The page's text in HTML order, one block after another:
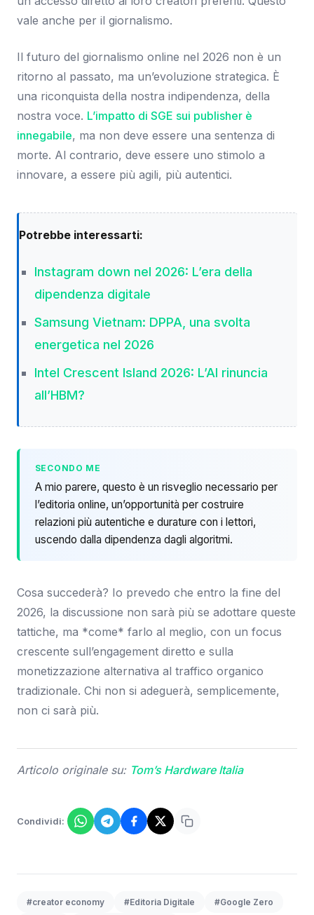
vale anche per il giornalismo.
Il futuro del giornalismo online nel 2026 non è un
ritorno al passato, ma un’evoluzione strategica. È
una riconquista della nostra indipendenza, della
nostra voce. L’impatto di SGE sui publisher è
innegabile, ma non deve essere una sentenza di
morte. Al contrario, deve essere uno stimolo a
innovare, a essere più agili, più autentici.
Potrebbe interessarti:
Instagram down nel 2026: L’era della
dipendenza digitale
Samsung Vietnam: DPPA, una svolta
energetica nel 2026
Intel Crescent Island 2026: L’AI rinuncia
all’HBM?
SECONDO ME
A mio parere, questo è un risveglio necessario per
l’editoria online, un’opportunità per costruire
relazioni più autentiche e durature con i lettori,
uscendo dalla dipendenza dagli algoritmi.
Cosa succederà? Io prevedo che entro la fine del
2026, la discussione non sarà più se adottare queste
tattiche, ma *come* farlo al meglio, con un focus
crescente sull’engagement diretto e sulla
monetizzazione alternativa al traffico organico
tradizionale. Chi non si adeguerà, semplicemente,
non ci sarà più.
Articolo originale su: Tom’s Hardware Italia
Condividi:
#creator economy #Editoria Digitale #Google Zero